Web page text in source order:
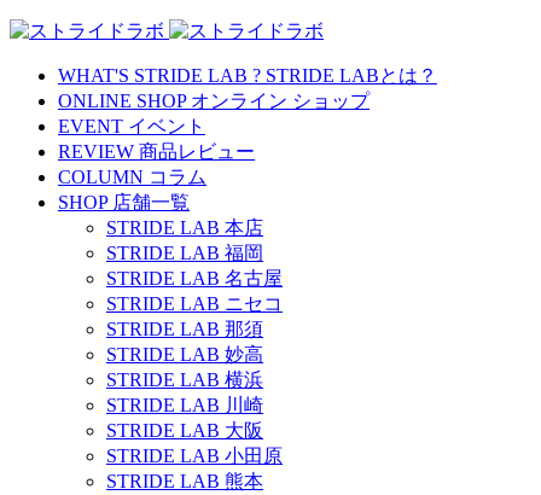
WHAT'S STRIDE LAB ? STRIDE LABとは？
ONLINE SHOP オンライン ショップ
EVENT イベント
REVIEW 商品レビュー
COLUMN コラム
SHOP 店舗一覧
STRIDE LAB 本店
STRIDE LAB 福岡
STRIDE LAB 名古屋
STRIDE LAB ニセコ
STRIDE LAB 那須
STRIDE LAB 妙高
STRIDE LAB 横浜
STRIDE LAB 川崎
STRIDE LAB 大阪
STRIDE LAB 小田原
STRIDE LAB 熊本